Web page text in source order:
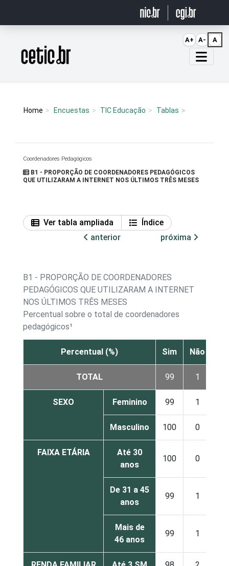
Página inicial
Home Encuestas TIC Educação Tablas
Coordenadores Pedagógicos
B1 - PROPORÇÃO DE COORDENADORES PEDAGÓGICOS
QUE UTILIZARAM A INTERNET NOS ÚLTIMOS TRÊS MESES
Ver tabla ampliada
Índice
anterior
próxima
B1 - PROPORÇÃO DE COORDENADORES
PEDAGÓGICOS QUE UTILIZARAM A INTERNET
NOS ÚLTIMOS TRÊS MESES
Percentual sobre o total de coordenadores
pedagógicos¹
Percentual (%) Sim Não
TOTAL 99 1
SEXO Feminino 99 1
Masculino 100 0
FAIXA ETÁRIA
Até 30
anos
100 0
De 31 a 45
anos
99 1
Mais de
46 anos
99 1
A+ A- A